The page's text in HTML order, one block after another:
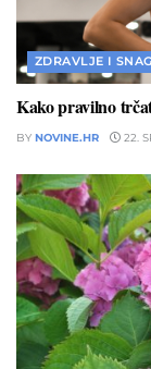
ZDRAVLJE I
Kako pravilno
BY NOVINE.HR 22.